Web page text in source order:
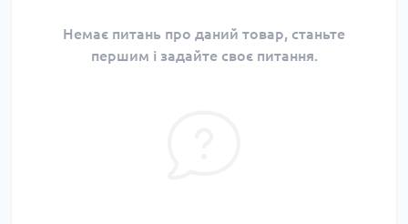
Немає питань про даний товар, станьте
першим і задайте своє питання.